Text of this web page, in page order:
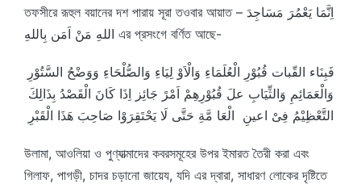
তফসীরে রূহুল বয়ানের দশ পারায় সূরা তওবার আয়াত – اِنَّمَا يَعْمُرَ مَسَاجِدَ
اللهِ مَنْ اَمَن بِاللهِ এর প্রসংগে বর্ণিত আছে-
فَبِنَاء القّبات قُبُوْرِ الْعُلَمَاءِ وَالْاَوْ لِيَاءِ وَالصُّلْحَاءِ وَوَضْحُ السَّتُوْرِ
وَالْعَمَائِمِ وَالثِّيَابِ علَ قُبُوْرِهِمْ اَمْرً جَائِز اِذَا كَانَ الْقَصْدُ بِذَالِكَ
التَّعْظِيْمُ فِىْ اعينِ الْعَا مَّةِ حَتَّى لَا يَحْتَقِرَوْا صَاحِبَ هَذَا الْقَبْرِ
উলামা, আওলিয়া ও পুণ্যাত্মাদের কবরসমূহের উপর ইমারত তৈরী করা এবং
গিলাফ, পাগড়ী, চাদর চড়ানো জায়েয, যদি এর দ্বারা, সাধারণ লোকের দৃষ্টিতে